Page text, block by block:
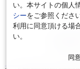
い。本サイトの個人
シーをご参照くださ
利用に同意頂ける場
い。
同